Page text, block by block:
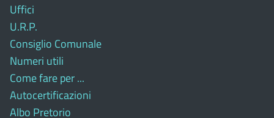
Uffici
U.R.P.
Consiglio Comunale
Numeri utili
Come fare per ...
Autocertificazioni
Albo Pretorio